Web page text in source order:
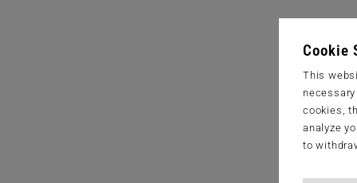
Cookie
This
cookies,
analyze
to